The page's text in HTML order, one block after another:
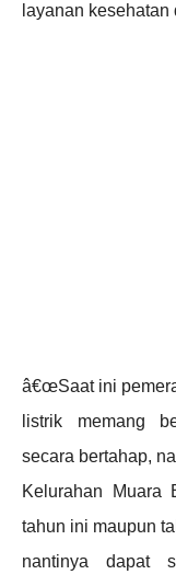
layanan
â€œSaat ini
listrik memang
secara bertahap,
Kelurahan Muara
tahun ini maupun
nantinya dapat